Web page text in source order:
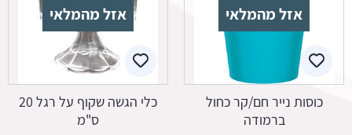
אזל מהמלאי
כוסות נייר חם/קר כחול
ברמודה
אזל מהמלאי
כלי הגשה שקוף על רגל 20
ס"מ